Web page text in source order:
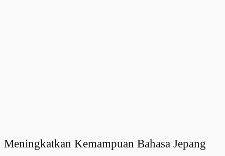
Meningkatkan Kemampuan Bahasa Jepang